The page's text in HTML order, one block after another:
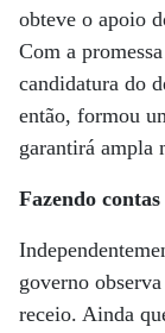
obteve o apoio
Com a
candidatura do
então, formou
garantirá ampla
Fazendo contas
governo
receio. Ainda